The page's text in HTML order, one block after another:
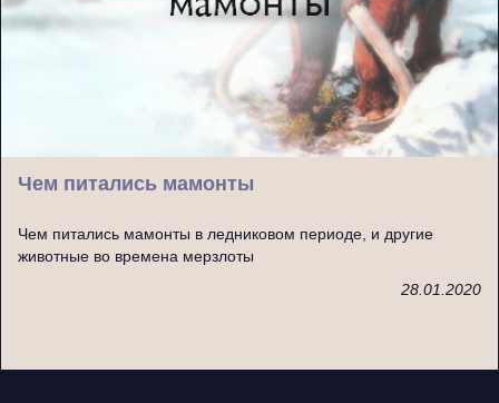
Чем питались мамонты
Чем питались мамонты в ледниковом периоде, и другие
животные во времена мерзлоты
28.01.2020